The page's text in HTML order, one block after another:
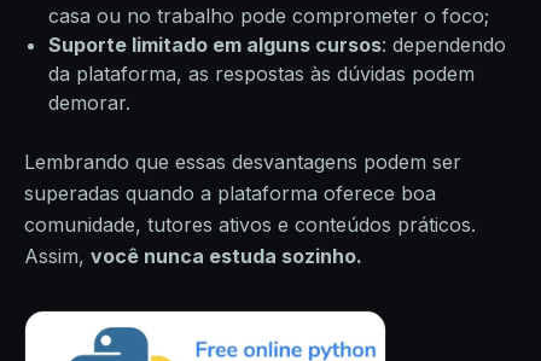
casa ou no trabalho pode comprometer o foco;
Suporte limitado em alguns cursos: dependendo
da plataforma, as respostas às dúvidas podem
demorar.
Lembrando que essas desvantagens podem ser
superadas quando a plataforma oferece boa
comunidade, tutores ativos e conteúdos práticos.
Assim, você nunca estuda sozinho.